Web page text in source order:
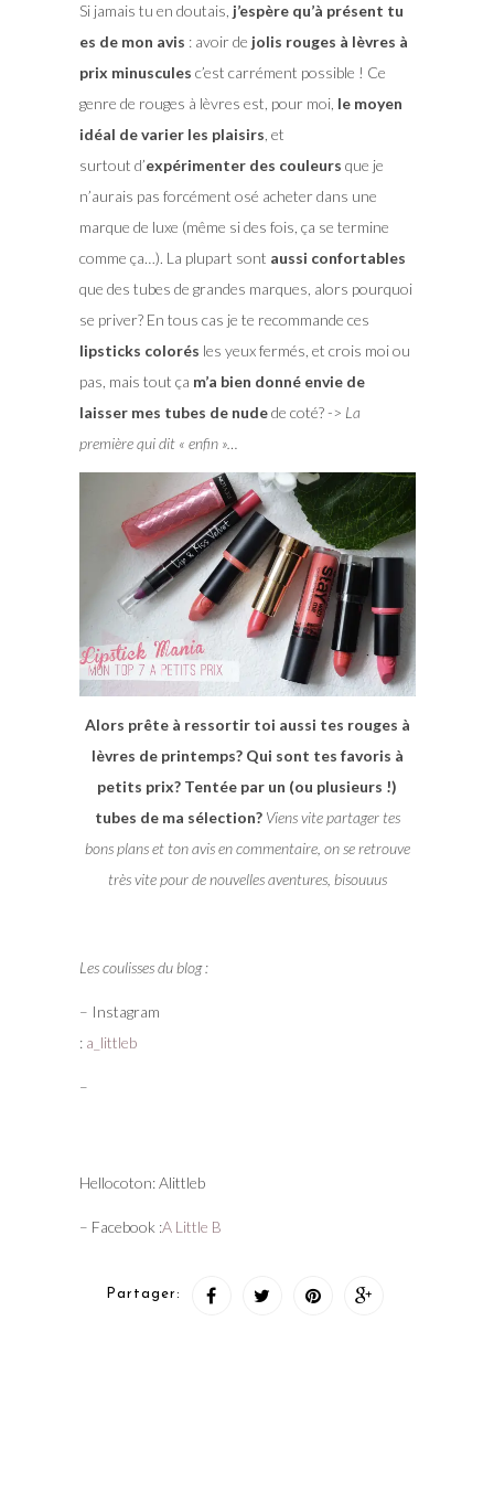
Si jamais tu en doutais, j’espère qu’à présent tu
es de mon avis : avoir de jolis rouges à lèvres à
prix minuscules c’est carrément possible ! Ce
genre de rouges à lèvres est, pour moi, le moyen
idéal de varier les plaisirs , et
surtout d’expérimenter des couleurs que je
n’aurais pas forcément osé acheter dans une
marque de luxe (même si des fois, ça se termine
comme ça…). La plupart sont aussi confortables
que des tubes de grandes marques, alors pourquoi
se priver? En tous cas je te recommande ces
lipsticks colorés les yeux fermés, et crois moi ou
pas, mais tout ça m’a bien donné envie de
laisser mes tubes de nudede coté? -> La
première qui dit « enfin »…
Alors prête à ressortir toi aussi tes rouges à
lèvres de printemps? Qui sont tes favoris à
petits prix? Tentée par un (ou plusieurs !)
tubes de ma sélection? Viens vite partager tes
bons plans et ton avis en commentaire, on se retrouve
très vite pour de nouvelles aventures, bisouuus
Les coulisses du blog :
– Instagram
: a_littleb
–
Hellocoton: Alittleb
– Facebook :A Little B
Partager: